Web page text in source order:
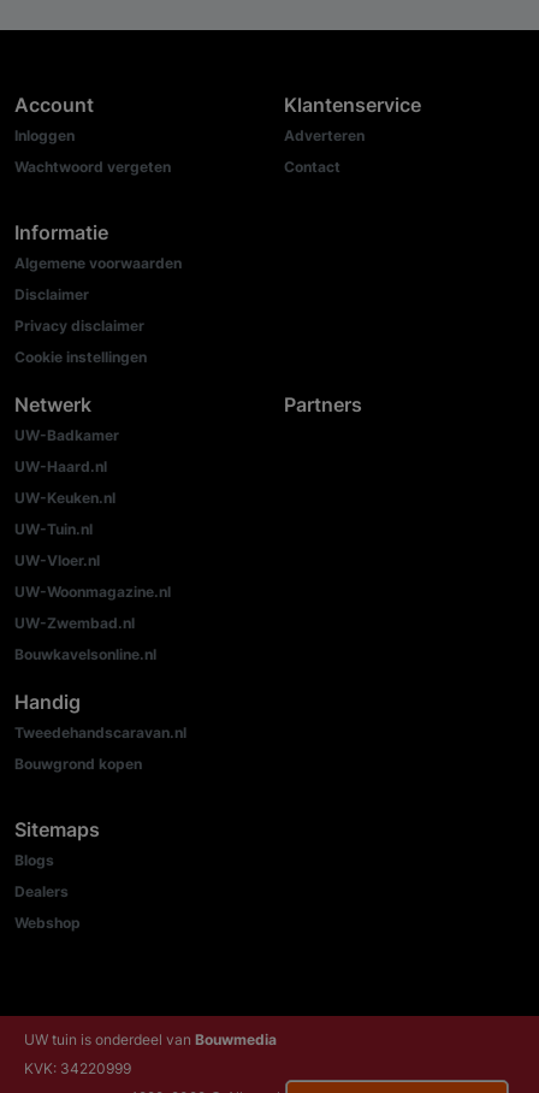
Account
Inloggen
Wachtwoord vergeten
Informatie
Algemene voorwaarden
Disclaimer
Privacy disclaimer
Cookie instellingen
Klantenservice
Adverteren
Contact
Netwerk
UW-Badkamer
UW-Haard.nl
UW-Keuken.nl
UW-Tuin.nl
UW-Vloer.nl
UW-Woonmagazine.nl
UW-Zwembad.nl
Bouwkavelsonline.nl
Partners
Handig
Tweedehandscaravan.nl
Bouwgrond kopen
Sitemaps
Blogs
Dealers
Webshop
UW tuin is onderdeel van Bouwmedia
KVK: 34220999